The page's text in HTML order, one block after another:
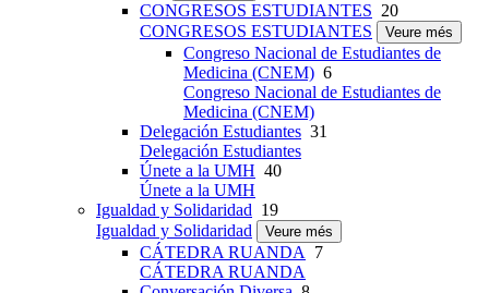
CONGRESOS ESTUDIANTES 20
CONGRESOS ESTUDIANTES
Veure més
Congreso Nacional de Estudiantes de
Medicina (CNEM) 6
Congreso Nacional de Estudiantes de
Medicina (CNEM)
Delegación Estudiantes 31
Delegación Estudiantes
Únete a la UMH 40
Únete a la UMH
Igualdad y Solidaridad 19
Igualdad y Solidaridad
Veure més
CÁTEDRA RUANDA
7
CÁTEDRA RUANDA